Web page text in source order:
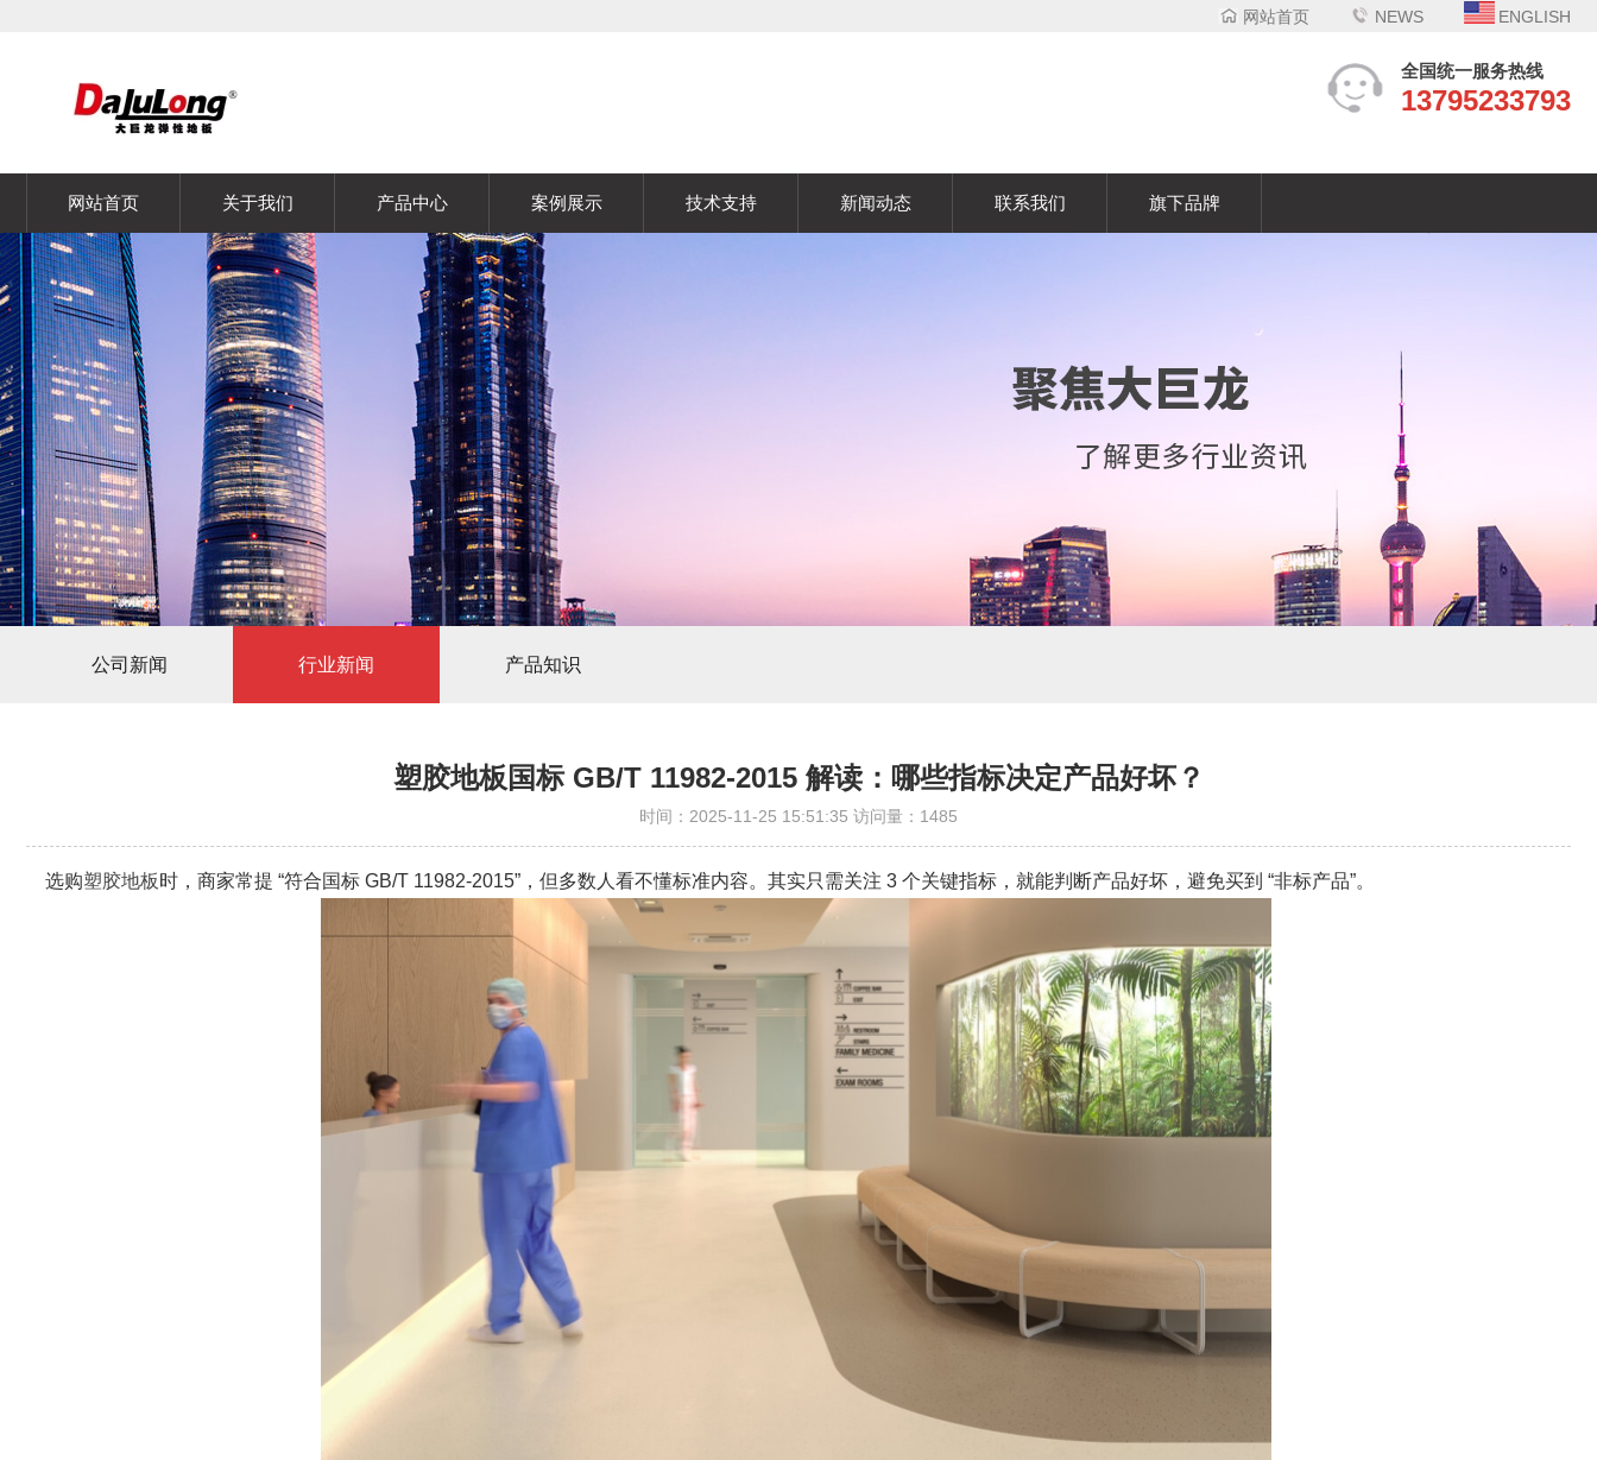
网站首页 NEWS ENGLISH
全国统一服务热线
13795233793
网站首页 关于我们 产品中心 案例展示 技术支持 新闻动态 联系我们 旗下品牌
公司新闻 行业新闻 产品知识
塑胶地板国标 GB/T 11982-2015 解读：哪些指标决定产品好坏？
时间：2025-11-25 15:51:35 访问量：1485
选购塑胶地板时，商家常提 “符合国标 GB/T 11982-2015”，但多数人看不懂标准内容。其实只需关注 3 个关键指标，就能判断产品好坏，避免买到 “非标产品”。